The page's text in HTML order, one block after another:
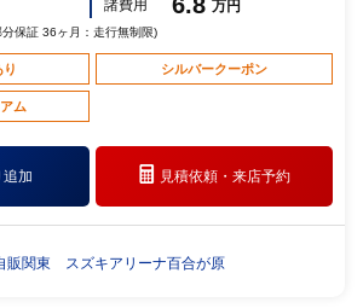
諸費用
万円
保証 36ヶ月：走行無制限)
シルバークーポン
ム
追加 見積依頼・来店予約
販関東 スズキアリーナ百合が原